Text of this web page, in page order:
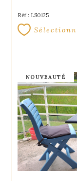
Réf : LS0125
NOUVEAUTÉ